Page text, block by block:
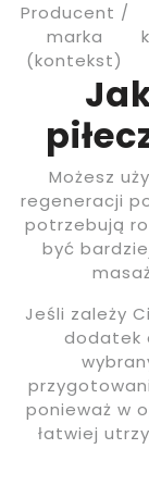
Producent /
marka
(kontekst)
Możesz
regeneracji
potrzebują
być
Jeśli zależy
dodatek
ponieważ w
łatwiej